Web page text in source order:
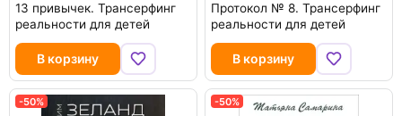
13 привычек. Трансерфинг
реальности для детей
В корзину
Протокол № 8. Трансерфинг
реальности для детей
В корзину
-50% -50%